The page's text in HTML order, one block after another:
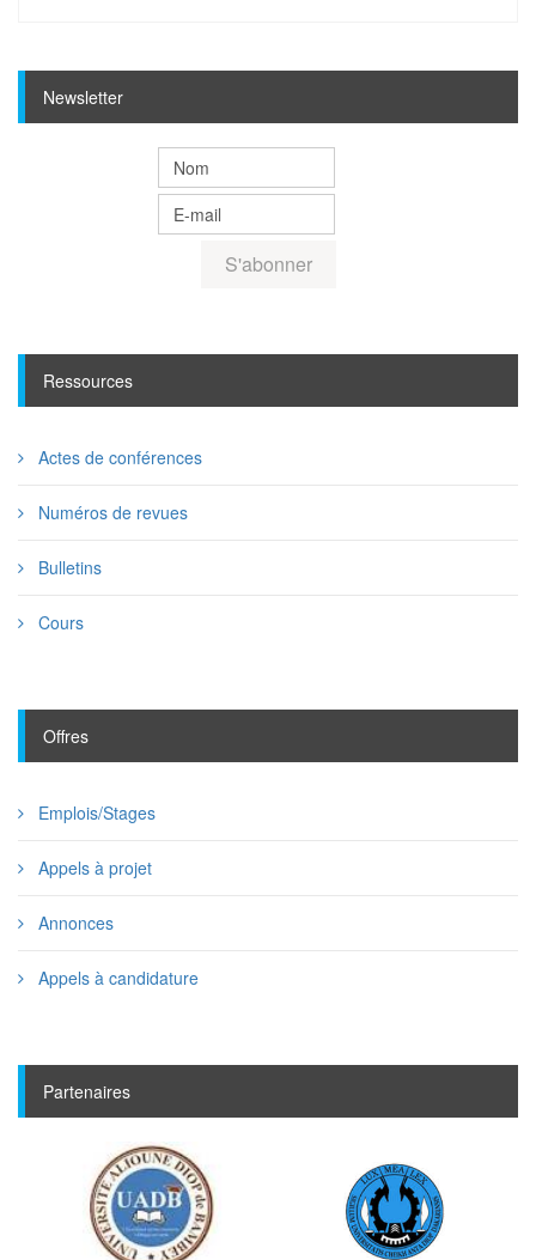
Newsletter
Ressources
Actes de conférences
Numéros de revues
Bulletins
Cours
Offres
Emplois/Stages
Appels à projet
Annonces
Appels à candidature
Partenaires